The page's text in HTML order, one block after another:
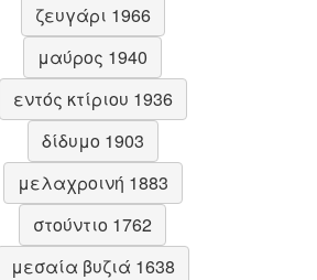
ζευγάρι 1966
μαύρος 1940
εντός κτίριου 1936
δίδυμο 1903
μελαχροινή 1883
στούντιο 1762
μεσαία βυζιά 1638